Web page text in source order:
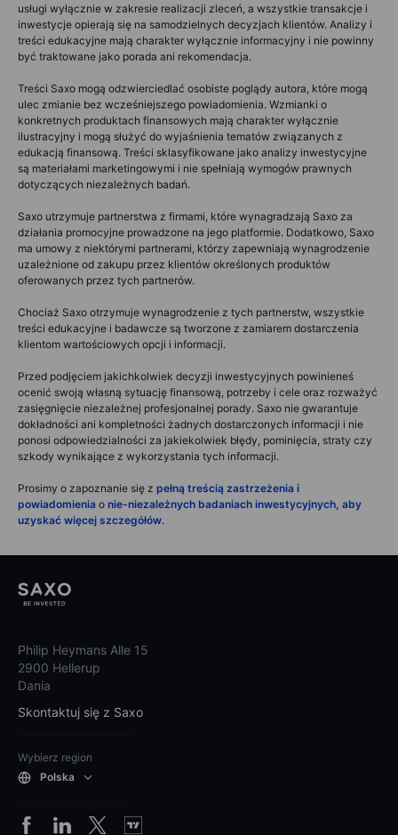
usługi wyłącznie w zakresie realizacji zleceń, a wszystkie transakcje i
inwestycje opierają się na samodzielnych decyzjach klientów. Analizy i
treści edukacyjne mają charakter wyłącznie informacyjny i nie powinny
być traktowane jako porada ani rekomendacja.
Treści Saxo mogą odzwierciedlać osobiste poglądy autora, które mogą
ulec zmianie bez wcześniejszego powiadomienia. Wzmianki o
konkretnych produktach finansowych mają charakter wyłącznie
ilustracyjny i mogą służyć do wyjaśnienia tematów związanych z
edukacją finansową. Treści sklasyfikowane jako analizy inwestycyjne
są materiałami marketingowymi i nie spełniają wymogów prawnych
dotyczących niezależnych badań.
Saxo utrzymuje partnerstwa z firmami, które wynagradzają Saxo za
działania promocyjne prowadzone na jego platformie. Dodatkowo, Saxo
ma umowy z niektórymi partnerami, którzy zapewniają wynagrodzenie
uzależnione od zakupu przez klientów określonych produktów
oferowanych przez tych partnerów.
Chociaż Saxo otrzymuje wynagrodzenie z tych partnerstw, wszystkie
treści edukacyjne i badawcze są tworzone z zamiarem dostarczenia
klientom wartościowych opcji i informacji.
Przed podjęciem jakichkolwiek decyzji inwestycyjnych powinieneś
ocenić swoją własną sytuację finansową, potrzeby i cele oraz rozważyć
zasięgnięcie niezależnej profesjonalnej porady. Saxo nie gwarantuje
dokładności ani kompletności żadnych dostarczonych informacji i nie
ponosi odpowiedzialności za jakiekolwiek błędy, pominięcia, straty czy
szkody wynikające z wykorzystania tych informacji.
Prosimy o zapoznanie się z pełną treścią zastrzeżenia i
powiadomienia o nie-niezależnych badaniach inwestycyjnych, aby
uzyskać więcej szczegółów.
Philip Heymans Alle 15
2900 Hellerup
Dania
Skontaktuj się z Saxo
Wybierz region
Polska